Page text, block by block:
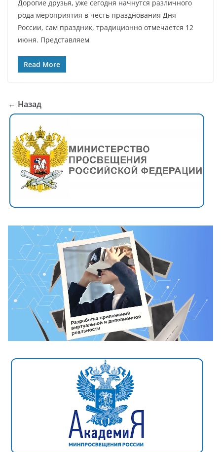
Дорогие друзья, уже сегодня начнутся различного
рода мероприятия в честь празднования Дня
России, сам праздник, традиционно отмечается 12
июня. Представляем
Read More
← Назад